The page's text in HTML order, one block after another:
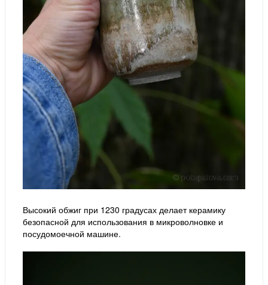
Высокий обжиг при 1230 градусах делает керамику
безопасной для использования в микроволновке и
посудомоечной машине.